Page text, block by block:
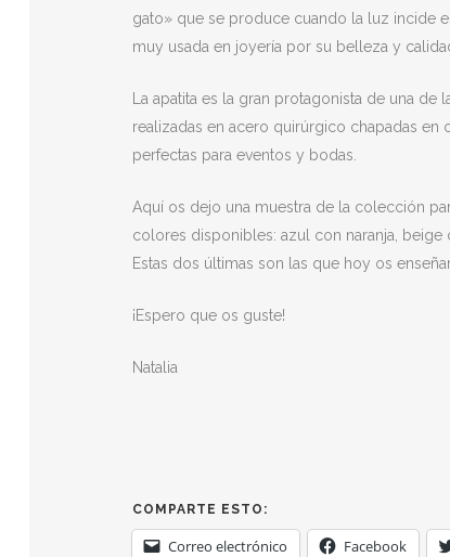
gato» que se produce cuando la luz incide
muy usada en joyería por su belleza y
La apatita es la gran protagonista de una
realizadas en acero quirúrgico chapadas
perfectas para eventos y bodas.
Aquí os dejo una muestra de la colección
colores disponibles: azul con naranja,
Estas dos últimas son las que hoy os
¡Espero que os guste!
Natalia
COMPARTE ESTO:
Correo electrónico Facebook